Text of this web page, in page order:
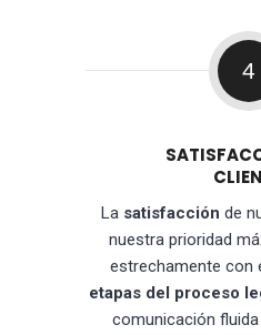
4
La satisfacción de
nuestra prioridad
estrechamente con
etapas del proceso
comunicación